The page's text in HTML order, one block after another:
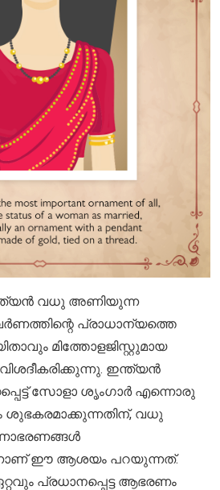
വധു അണിയുന്ന
പ്രാധാന്യത്തെ
മിത്തോളജിസ്റ്റുമായ
ഇന്ത്യൻ
സോളാ ശൃംഗാർ എന്നൊരു
വധു
ഈ ആശയം പറയുന്നത്.
പ്രധാനപ്പെട്ട ആഭരണം